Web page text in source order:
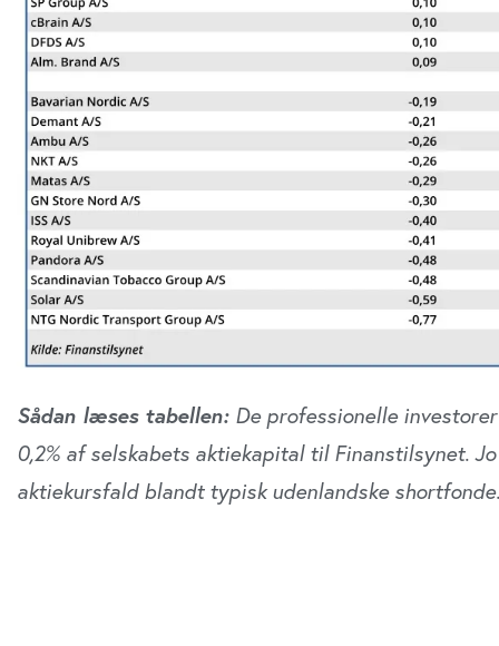
Sådan læses tabellen: De professionelle
0,2% af selskabets aktiekapital til Finanstilsynet.
aktiekursfald blandt typisk udenlandske shortfonde.
Udløber snart
Direktør til
Revisorgruppen
Danmark
Region Midt
i